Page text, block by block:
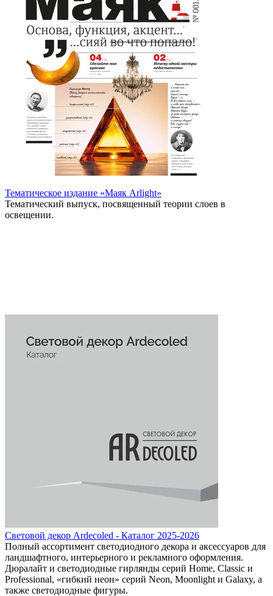
Тематическое издание «Маяк Arlight»
Тематический выпуск, посвященный теории слоев в
освещении.
Световой декор Ardecoled - Каталог 2025-2026
Полный ассортимент светодиодного декора и аксессуаров для
ландшафтного, интерьерного и рекламного оформления.
Дюралайт и светодиодные гирлянды серий Home, Classic и
Professional, «гибкий неон» серий Neon, Moonlight и Galaxy, а
также светодиодные фигуры.